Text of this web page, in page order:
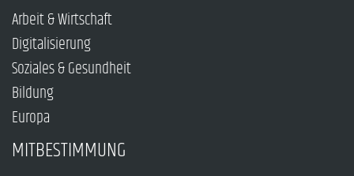
Arbeit & Wirtschaft
Digitalisierung
Soziales & Gesundheit
Bildung
Europa
MITBESTIMMUNG